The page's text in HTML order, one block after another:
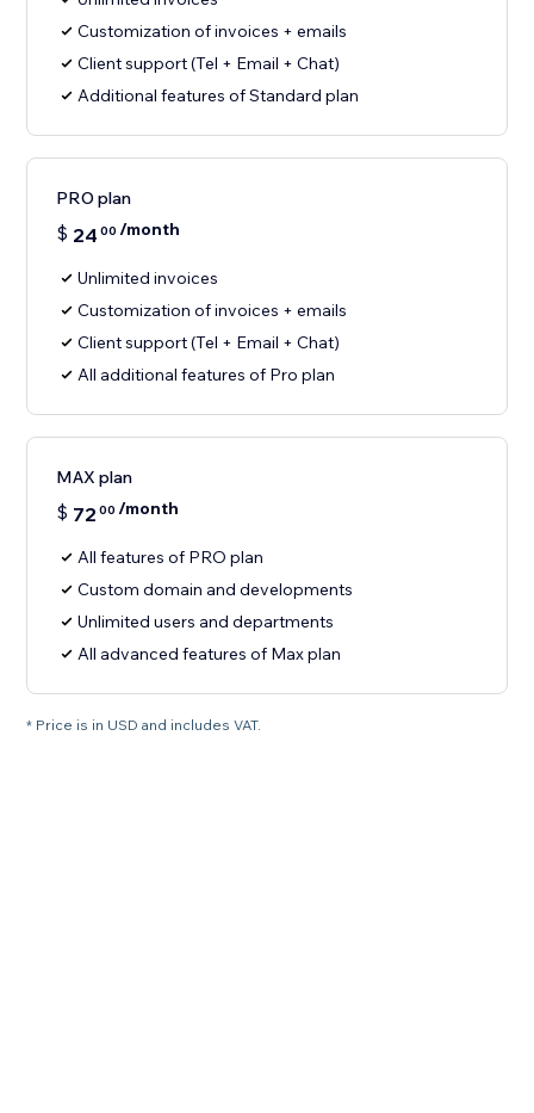
Customization of invoices + emails
Client support (Tel + Email + Chat)
Additional features of Standard plan
PRO plan
$ 24 00 /month
Unlimited invoices
Customization of invoices + emails
Client support (Tel + Email + Chat)
All additional features of Pro plan
MAX plan
$ 72 00 /month
All features of PRO plan
Custom domain and developments
Unlimited users and departments
All advanced features of Max plan
* Price is in USD and includes VAT.